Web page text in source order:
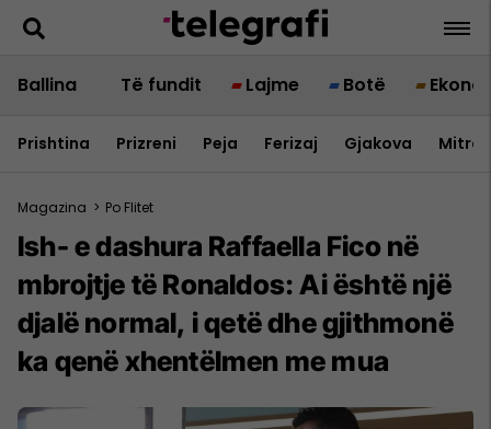
Ballina Të fundit Lajme Botë
Prishtina Prizreni Peja Ferizaj Gjakova
Magazina > Po Flitet
Ish- e dashura Raffaella Fico në
mbrojtje të Ronaldos: Ai është një
djalë normal, i qetë dhe gjithmonë
ka qenë xhentëlmen me mua